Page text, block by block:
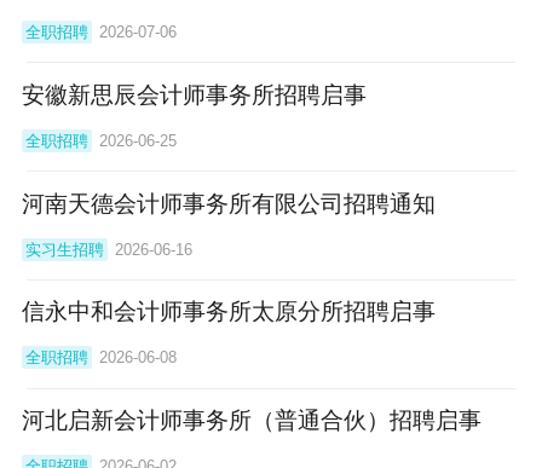
全职招聘 2026-07-06
安徽新思辰会计师事务所招聘启事
全职招聘 2026-06-25
河南天德会计师事务所有限公司招聘通知
实习生招聘 2026-06-16
信永中和会计师事务所太原分所招聘启事
全职招聘 2026-06-08
河北启新会计师事务所（普通合伙）招聘启事